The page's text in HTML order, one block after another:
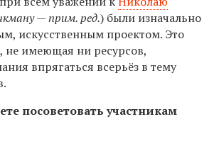
— прим. ред.) были изначально
искусственным проектом. Это
не имеющая ни ресурсов,
впрягаться всерьёз в тему
посоветовать участникам